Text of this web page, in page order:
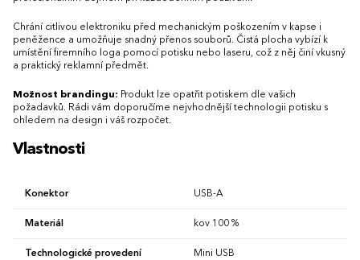
Chrání citlivou elektroniku před mechanickým poškozením v kapse i
peněžence a umožňuje snadný přenos souborů. Čistá plocha vybízí k
umístění firemního loga pomocí potisku nebo laseru, což z něj činí vkusný
a praktický reklamní předmět.
Možnost brandingu: Produkt lze opatřit potiskem dle vašich
požadavků. Rádi vám doporučíme nejvhodnější technologii potisku s
ohledem na design i váš rozpočet.
Vlastnosti
Konektor USB-A
Materiál kov 100 %
Technologické provedení Mini USB